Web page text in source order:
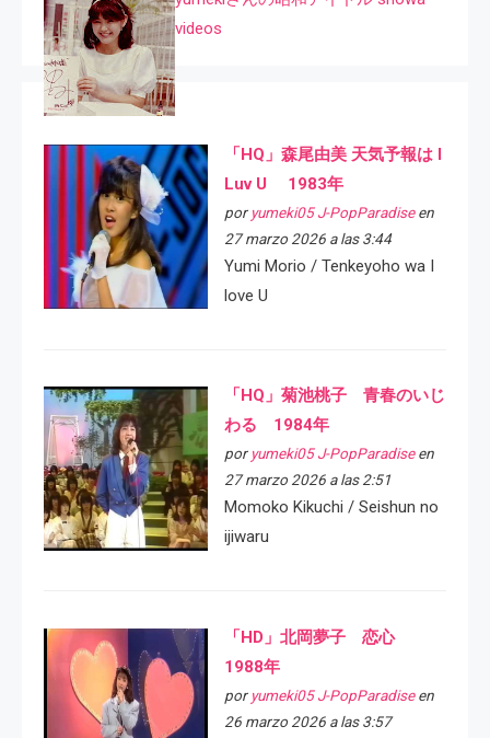
videos
「HQ」森尾由美 天気予報は I
Luv U 1983年
por yumeki05 J-PopParadiseen
27 marzo 2026 a las 3:44
Yumi Morio / Tenkeyoho wa I
love U
「HQ」菊池桃子 青春のいじ
わる 1984年
por yumeki05 J-PopParadiseen
27 marzo 2026 a las 2:51
Momoko Kikuchi / Seishun no
ijiwaru
「HD」北岡夢子 恋心
1988年
por yumeki05 J-PopParadiseen
26 marzo 2026 a las 3:57